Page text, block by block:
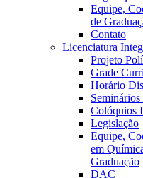
Equipe,
de
Contato
Licenciatura
Projeto
Grade
Horário
Colóquios
Legislação
Equipe,
em
Graduação
DAC